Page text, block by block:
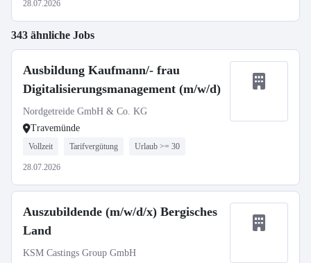
28.07.2026
343 ähnliche Jobs
Ausbildung Kaufmann/- frau
Digitalisierungsmanagement (m/w/d)
Nordgetreide GmbH & Co. KG
Travemünde
Vollzeit Tarifvergütung Urlaub >= 30
28.07.2026
Auszubildende (m/w/d/x) Bergisches
Land
KSM Castings Group GmbH